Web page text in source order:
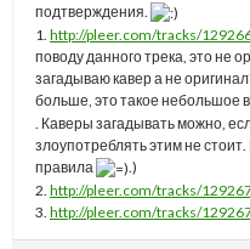
подтверждения.
1. http://pleer.com/tracks/
поводу данного трека, это не
загадываю кавер а не
больше, это такое небольшое
. Каверы загадывать можно,
злоупотреблять этим не
правила
.)
2. http://pleer.com/tracks/
3. http://pleer.com/tracks/